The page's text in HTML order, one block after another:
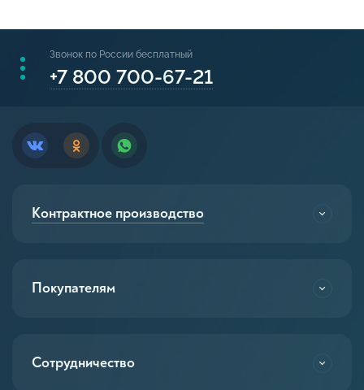
Звонок по России бесплатный
+7 800 700-67-21
Контрактное производство
Покупателям
Сотрудничество